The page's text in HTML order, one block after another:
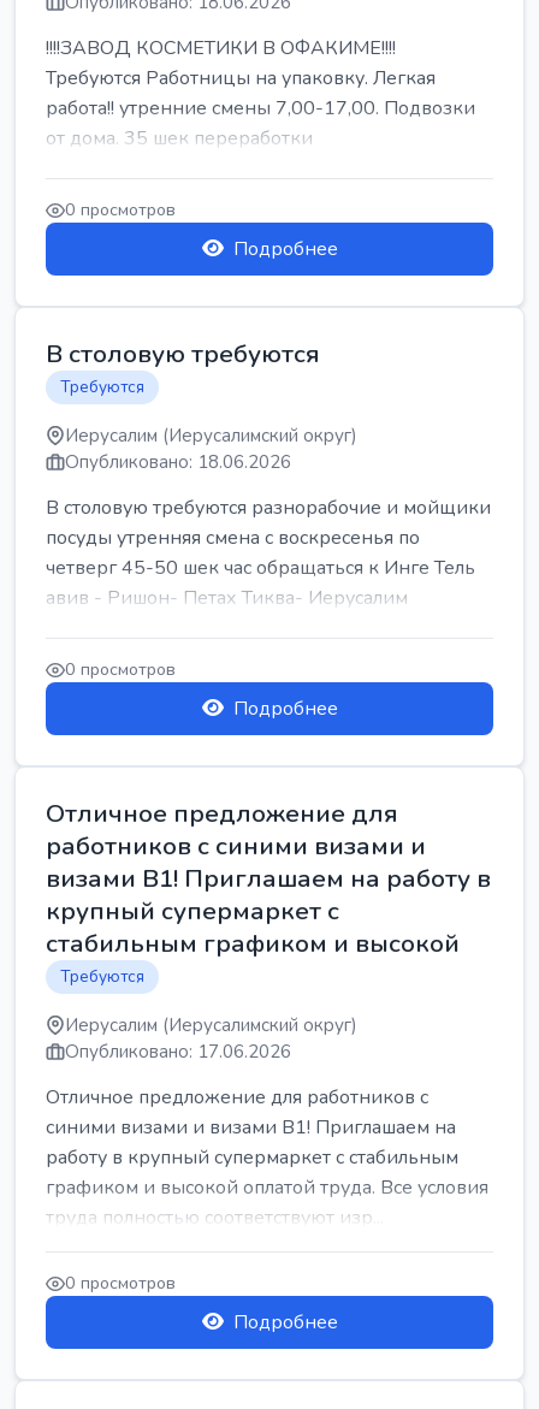
!!!!ЗАВОД КОСМЕТИКИ В ОФАКИМЕ!!!!
Требуются Работницы на упаковку. Легкая
работа!! утренние смены 7,00-17,00. Подвозки
от дома. 35 шек переработки
0 просмотров
Подробнее
В столовую требуются
Требуются
Иерусалим (Иерусалимский округ)
Опубликовано: 18.06.2026
В столовую требуются разнорабочие и мойщики
посуды утренняя смена с воскресенья по
четверг 45-50 шек час обращаться к Инге Тель
авив - Ришон- Петах Тиква- Иерусалим
0 просмотров
Подробнее
Отличное предложение для
работников с синими визами и
визами B1! Приглашаем на работу в
крупный супермаркет с
стабильным графиком и высокой
Требуются
Иерусалим (Иерусалимский округ)
Опубликовано: 17.06.2026
Отличное предложение для работников с
синими визами и визами B1! Приглашаем на
работу в крупный супермаркет с стабильным
графиком и высокой оплатой труда. Все условия
труда полностью соответствуют изр...
0 просмотров
Подробнее